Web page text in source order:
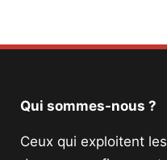
Qui sommes-nous ?
Ceux qui exploitent